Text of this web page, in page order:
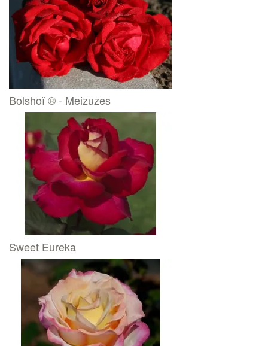
Bolshoï ® - Meizuzes
Sweet Eureka